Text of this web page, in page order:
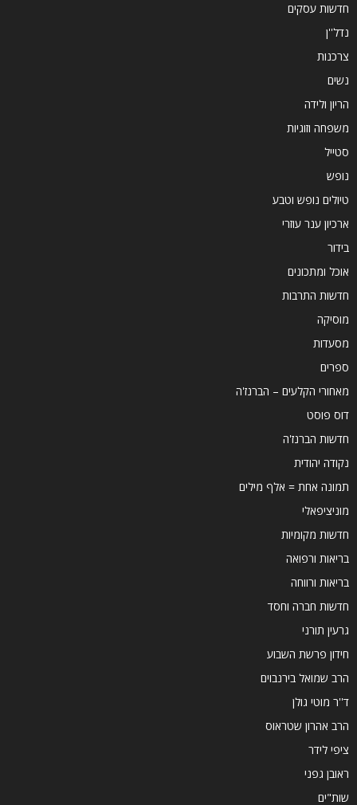
חדשות עסקים
נדל''ן
צרכנות
נשים
הריון ולידה
משפחה וזוגיות
סטייל
נופש
טיולים נופש וטבע
ארכיון ענר עוזרי
בידור
אוכל ומתכונים
חדשות התרבות
מוסיקה
מסעדות
ספרים
מאחורי הקלעים – הברנז'ה
דוס פוסט
חדשות הברנז'ה
נקודה יהודית
תמונה אחת = אלף מילים
מוניציפאלי
חדשות מקומיות
בריאות ורפואה
בריאות ורווחה
חדשות חברה וחסד
גרעין תורני
חידון פרשת השבוע
הרב שמואל בירנבוים
ד''ר מוטי גולן
הרב אהרון שטראוס
ציפי לידר
ראובן גפני
שות"ים